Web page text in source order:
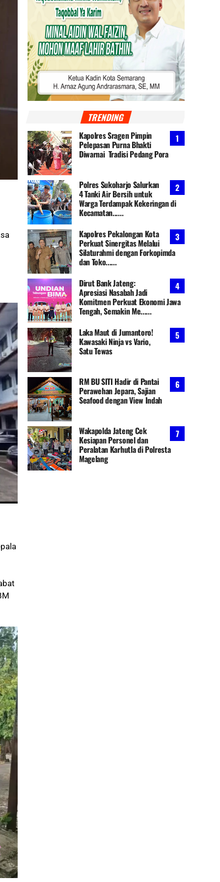
TRENDING
Kapolres Sragen Pimpin
Pelepasan Purna Bhakti
Diwarnai Tradisi Pedang Pora
Polres Sukoharjo Salurkan
4 Tanki Air Bersih untuk
Warga Terdampak Kekeringan di
Kecamatan......
Kapolres Pekalongan Kota
Perkuat Sinergitas Melalui
Silaturahmi dengan Forkopimda
dan Toko......
Dirut Bank Jateng:
Apresiasi Nasabah Jadi
Komitmen Perkuat Ekonomi Jawa
Tengah, Semakin Me......
Laka Maut di Jumantoro!
Kawasaki Ninja vs Vario,
Satu Tewas
RM BU SITI Hadir di Pantai
Perawehan Jepara, Sajian
Seafood dengan View Indah
Wakapolda Jateng Cek
Kesiapan Personel dan
Peralatan Karhutla di Polresta
Magelang